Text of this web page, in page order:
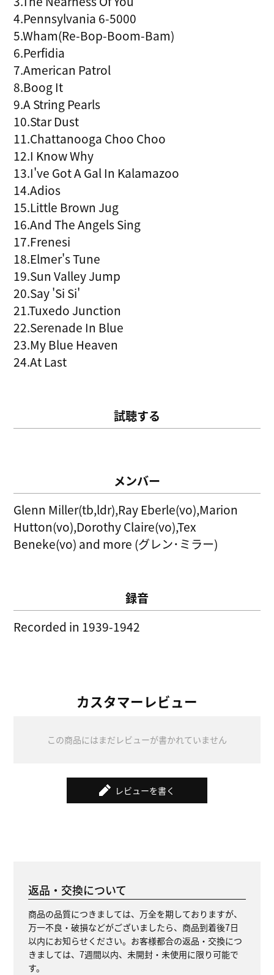
4.Pennsylvania 6-5000
5.Wham(Re-Bop-Boom-Bam)
6.Perfidia
7.American Patrol
8.Boog It
9.A String Pearls
10.Star Dust
11.Chattanooga Choo Choo
12.I Know Why
13.I've Got A Gal In Kalamazoo
14.Adios
15.Little Brown Jug
16.And The Angels Sing
17.Frenesi
18.Elmer's Tune
19.Sun Valley Jump
20.Say 'Si Si'
21.Tuxedo Junction
22.Serenade In Blue
23.My Blue Heaven
24.At Last
試聴する
メンバー
Glenn Miller(tb,ldr),Ray Eberle(vo),Marion
Hutton(vo),Dorothy Claire(vo),Tex
Beneke(vo) and more (グレン･ミラー)
録音
Recorded in 1939-1942
カスタマーレビュー
この商品にはまだレビューが書かれていません
レビューを書く
返品・交換について
商品の品質につきましては、万全を期しておりますが、
万一不良・破損などがございましたら、商品到着後7日
以内にお知らせください。お客様都合の返品・交換につ
きましては、7週間以内、未開封・未使用に限り可能で
す。